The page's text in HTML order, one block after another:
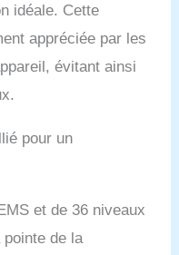
App permet de
profils
et de
et
la position
avancée du
des
d'entraînement
idéale. Cette
appréciée par les
évitant ainsi
pour un
et de 36 niveaux
de la